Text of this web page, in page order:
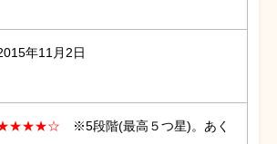
年11月2日
※5段階(最高５つ星)。あく